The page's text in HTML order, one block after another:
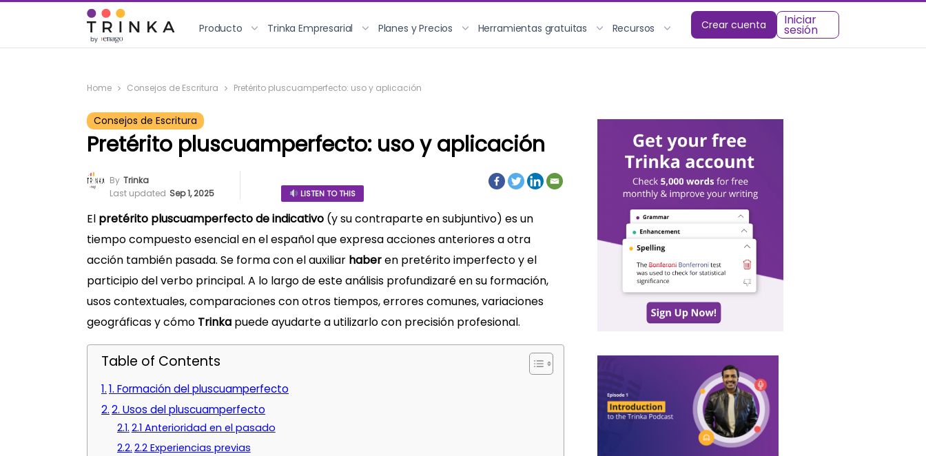
Producto Trinka Empresarial Planes y Precios Herramientas gratuitas Recursos Crear cuenta Iniciar
sesión
Home Consejos de Escritura Pretérito pluscuamperfecto: uso y aplicación
Consejos de Escritura
Pretérito pluscuamperfecto: uso y aplicación
By Trinka
Last updated Sep 1, 2025 LISTEN TO THIS
El pretérito pluscuamperfecto de indicativo (y su contraparte en subjuntivo) es un
tiempo compuesto esencial en el español que expresa acciones anteriores a otra
acción también pasada. Se forma con el auxiliar haberen pretérito imperfecto y el
participio del verbo principal. A lo largo de este análisis profundizaré en su formación,
usos contextuales, comparaciones con otros tiempos, errores comunes, variaciones
geográficas y cómo Trinka puede ayudarte a utilizarlo con precisión profesional.
Table of Contents
1. Formación del pluscuamperfecto
2. Usos del pluscuamperfecto
2.1 Anterioridad en el pasado
2.2 Experiencias previas